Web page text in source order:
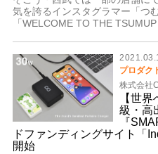
気を誇るインスタグラマー「つ
「WELCOME TO THE TSUMUP
プロダク
株式会社
【世
級・高
『
ドファンディングサイト「
開始